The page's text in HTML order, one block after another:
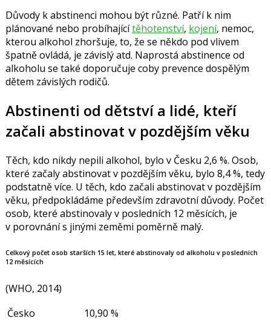
Důvody k abstinenci mohou být různé. Patří k nim
plánované nebo probíhajícítěhotenství, kojení, nemoc,
kterou alkohol zhoršuje, to, že se někdo pod vlivem
špatně ovládá, je závislý atd. Naprostá abstinence od
alkoholu se také doporučuje coby prevence dospělým
dětem závislých rodičů.
Abstinenti od dětství a lidé, kteří
začali abstinovat v pozdějším věku
Těch, kdo nikdy nepili alkohol, bylo v Česku 2,6 %. Osob,
které začaly abstinovat v pozdějším věku, bylo 8,4 %, tedy
podstatně více. U těch, kdo začali abstinovat v pozdějším
věku, předpokládáme především zdravotní důvody. Počet
osob, které abstinovaly v posledních 12 měsících, je
v porovnání s jinými zeměmi poměrně malý.
Celkový počet osob starších 15 let, které abstinovaly od alkoholu v posledních
12 měsících
(WHO, 2014)
Česko
10,90 %